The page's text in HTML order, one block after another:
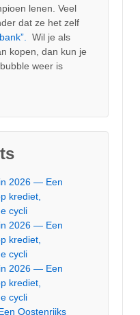
lenen. Veel
dat ze het zelf
Wil je als
kopen, dan kun je
weer is
2026 — Een
krediet,
cycli
2026 — Een
krediet,
cycli
2026 — Een
krediet,
cycli
Oostenrijks